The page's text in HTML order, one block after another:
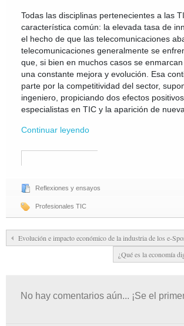
Todas las disciplinas pertenecientes a las
característica común: la elevada tasa de
el hecho de que las telecomunicaciones
telecomunicaciones generalmente se
que, si bien en muchos casos se
una constante mejora y evolución. Esa
parte por la competitividad del sector,
ingeniero, propiciando dos efectos
especialistas en TIC y la aparición de
Continuar leyendo
Reflexiones y ensayos
Profesionales TIC
Evolución e impacto económico de la industria de los e-
¿Qué es la economía
No hay comentarios aún... ¡Se el